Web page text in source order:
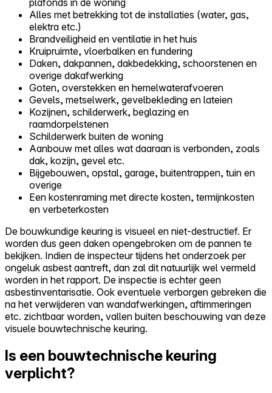
Alles met betrekking tot de installaties (water, gas,
elektra etc.)
Brandveiligheid en ventilatie in het huis
Kruipruimte, vloerbalken en fundering
Daken, dakpannen, dakbedekking, schoorstenen en
overige dakafwerking
Goten, overstekken en hemelwaterafvoeren
Gevels, metselwerk, gevelbekleding en lateien
Kozijnen, schilderwerk, beglazing en
raamdorpelstenen
Schilderwerk buiten de woning
Aanbouw met alles wat daaraan is verbonden, zoals
dak, kozijn, gevel etc.
Bijgebouwen, opstal, garage, buitentrappen, tuin en
overige
Een kostenraming met directe kosten, termijnkosten
en verbeterkosten
De bouwkundige keuring is visueel en niet-destructief. Er
worden dus geen daken opengebroken om de pannen te
bekijken. Indien de inspecteur tijdens het onderzoek per
ongeluk asbest aantreft, dan zal dit natuurlijk wel vermeld
worden in het rapport. De inspectie is echter geen
asbestinventarisatie. Ook eventuele verborgen gebreken die
na het verwijderen van wandafwerkingen, aftimmeringen
etc. zichtbaar worden, vallen buiten beschouwing van deze
visuele bouwtechnische keuring.
Is een bouwtechnische keuring
verplicht?